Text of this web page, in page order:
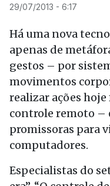
29/07/2013 - 6:17
Há uma nova
apenas de
gestos – por
movimentos
realizar ações
controle remoto –
promissoras para
computadores.
Especialistas do